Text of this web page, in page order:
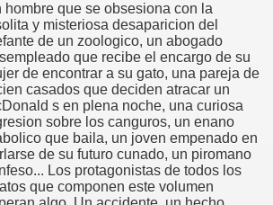
hombre que se obsesiona con la
y misteriosa desaparicion del
de un zoologico, un abogado
que recibe el encargo de su
de encontrar a su gato, una pareja de
casados que deciden atracar un
s en plena noche, una curiosa
sobre los canguros, un enano
que baila, un joven empenado en
de su futuro cunado, un piromano
Los protagonistas de todos los
que componen este volumen